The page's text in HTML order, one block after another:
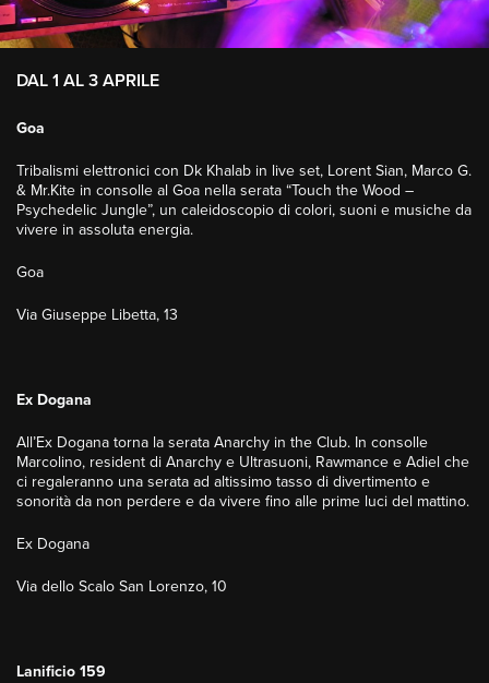
DAL 1 AL 3 APRILE
Goa
Tribalismi elettronici con Dk Khalab in live set, Lorent Sian, Marco G.
& Mr.Kite in consolle al Goa nella serata “Touch the Wood –
Psychedelic Jungle”, un caleidoscopio di colori, suoni e musiche da
vivere in assoluta energia.
Goa
Via Giuseppe Libetta, 13
Ex Dogana
All’Ex Dogana torna la serata Anarchy in the Club. In consolle
Marcolino, resident di Anarchy e Ultrasuoni, Rawmance e Adiel che
ci regaleranno una serata ad altissimo tasso di divertimento e
sonorità da non perdere e da vivere fino alle prime luci del mattino.
Ex Dogana
Via dello Scalo San Lorenzo, 10
Lanificio 159